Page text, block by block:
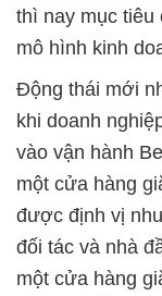
thì nay mục tiêu
mô hình kinh
Động thái mới
khi doanh
vào vận hành
một cửa hàng
được định vị
đối tác và nhà
một cửa hàng